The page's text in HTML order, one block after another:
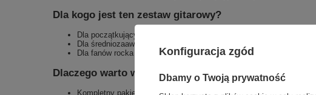
Dla kogo jest ten zestaw gitarowy?
Dla początkujących gitarzystów – kompletny start bez dodatkowych
Dla średniozaawansowanych – solidny sprzęt do codziennej gry
Dla fanów rocka i metalu
Dlaczego warto wybrać ten zestaw gitarowy?
Kompletny pakiet „plug & play”
Konfiguracja zgód
Dbamy o Twoją prywatność